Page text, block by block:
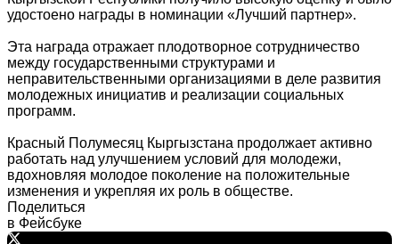
удостоено награды в номинации «Лучший партнер».
Эта награда отражает плодотворное сотрудничество
между государственными структурами и
неправительственными организациями в деле развития
молодежных инициатив и реализации социальных
программ.
Красный Полумесяц Кыргызстана продолжает активно
работать над улучшением условий для молодежи,
вдохновляя молодое поколение на положительные
изменения и укрепляя их роль в обществе.
Поделиться
в Фейсбуке